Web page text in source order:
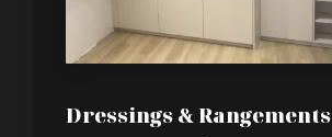
Dressings & Rangements